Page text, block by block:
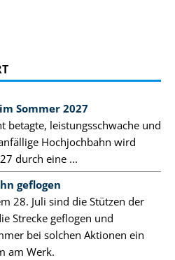
Sommer 2027
betagte, leistungsschwache und
Hochjochbahn wird
durch eine ...
geflogen
28. Juli sind die Stützen der
Strecke geflogen und
bei solchen Aktionen ein
am Werk.